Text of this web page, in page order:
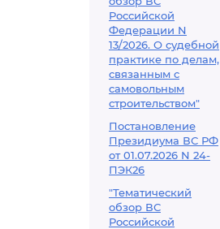
Российской
Федерации N
13/2026. О судебной
практике по делам,
связанным с
самовольным
строительством"
Постановление
Президиума ВС РФ
от 01.07.2026 N 24-
ПЭК26
"Тематический
обзор ВС
Российской